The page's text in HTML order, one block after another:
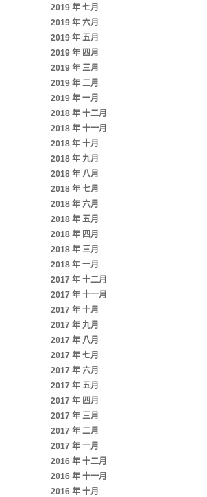
2019 年 七月
2019 年 六月
2019 年 五月
2019 年 四月
2019 年 三月
2019 年 二月
2019 年 一月
2018 年 十二月
2018 年 十一月
2018 年 十月
2018 年 九月
2018 年 八月
2018 年 七月
2018 年 六月
2018 年 五月
2018 年 四月
2018 年 三月
2018 年 一月
2017 年 十二月
2017 年 十一月
2017 年 十月
2017 年 九月
2017 年 八月
2017 年 七月
2017 年 六月
2017 年 五月
2017 年 四月
2017 年 三月
2017 年 二月
2017 年 一月
2016 年 十二月
2016 年 十一月
2016 年 十月